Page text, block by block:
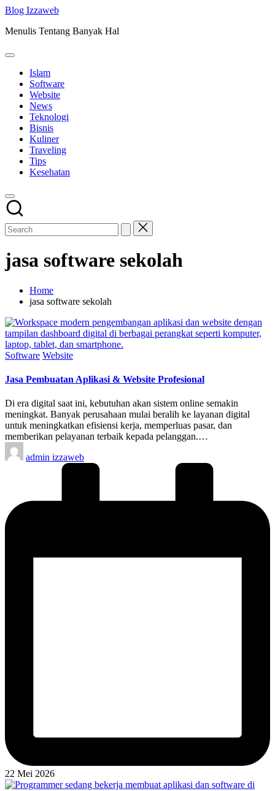
Skip
content
Blog Izzaweb
Menulis Tentang Banyak Hal
Islam
Software
Website
News
Teknologi
Bisnis
Kuliner
Traveling
Tips
Kesehatan
jasa software sekolah
Home
jasa software sekolah
Posted
Software Website
Jasa Pembuatan Aplikasi & Website Profesional
Di era digital saat ini, kebutuhan akan sistem online semakin
meningkat. Banyak perusahaan mulai beralih ke layanan digital
untuk meningkatkan efisiensi kerja, memperluas pasar, dan
memberikan pelayanan terbaik kepada pelanggan.…
Posted
by
admin izzaweb
22 Mei 2026